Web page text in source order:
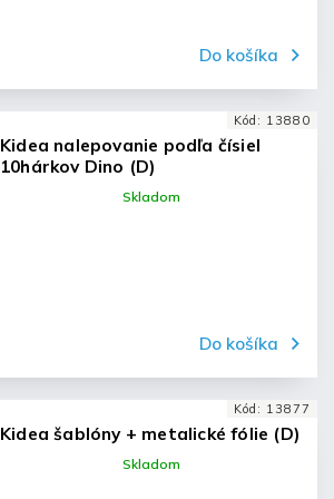
Do košíka
Kidea nalepovanie podľa čísiel
10hárkov Dino (D)
Skladom
Do košíka
Kód: 13880
Kidea šablóny + metalické fólie (D)
Skladom
Kód: 13877